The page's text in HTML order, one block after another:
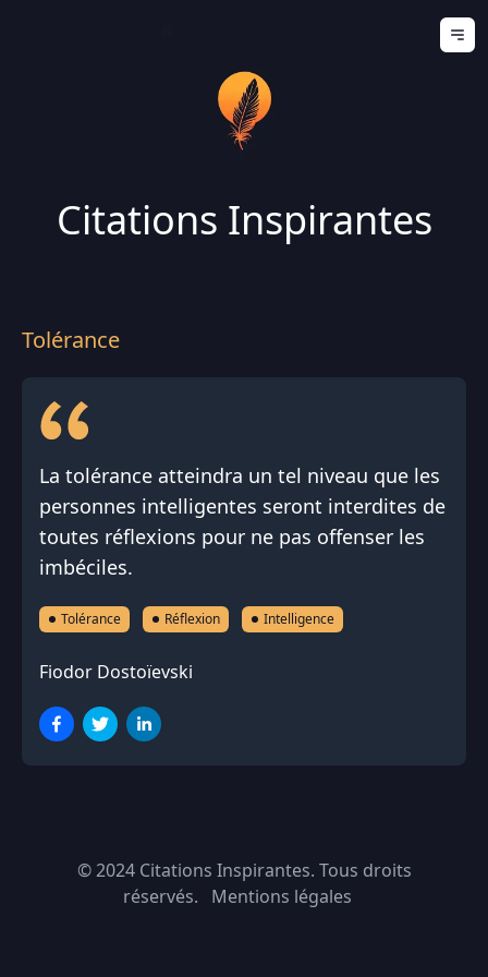
Citations Inspirantes
Tolérance
La tolérance atteindra un tel niveau que les
personnes intelligentes seront interdites de
toutes réflexions pour ne pas offenser les
imbéciles.
Tolérance Réflexion Intelligence
Fiodor Dostoïevski
© 2024 Citations Inspirantes. Tous droits
réservés.
Mentions légales